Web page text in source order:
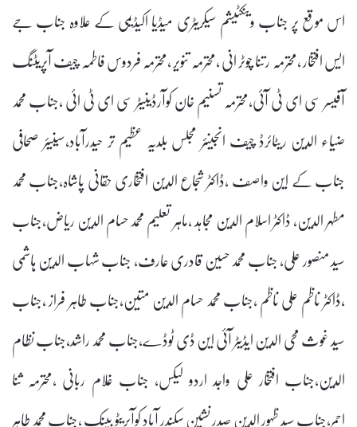
اس موقع پر جناب وینکٹیشم سیکریٹری میڈیا اکیڈیمی کے علاوہ جناب جے
ایس افتخار ،محترمہ رتنا چوٹر انی ،محترمہ تنویر ،محترمہ فردوس فاطمہ چیف آپریٹنگ
آفیسر سی ای ٹی آئی،محترمہ تسنیم خان کوآرڈینیٹر سی ای ٹی ائی ،جناب محمد
ضیاء الدین ریٹائرڈ چیف انجینئر مجلس بلدیہ عظیم تر حیدرآباد،سینیئر صحافی
جناب کے این واصف ،ڈاکٹر شجاع الدین افتخاری حقانی پاشاہ،جناب محمد
مطہر الدین، ڈاکٹر اسلام الدین مجاہد ،ماہر تعلیم محمد حسام الدین ریاض،جناب
سید منصور علی، جناب محمد حسین قادری عارف، جناب شہاب الدین ہاشمی
،ڈاکٹر ناظم علی ناظم ,جناب محمد حسام الدین متین،جناب طاہر فراز ،جناب
سید غوث محی الدین ایڈیٹر آئی این ڈی ٹوڈے،جناب محمد راشد،جناب نظام
الدین،جناب افتخار علی واجد اردو لیکس، جناب غلام ربانی ،محترمہ ثنا
احمر،جناب سید ظہور الدین صدر نشین سکندر آباد کوآپریٹو بینک ،جناب محمد طاہر